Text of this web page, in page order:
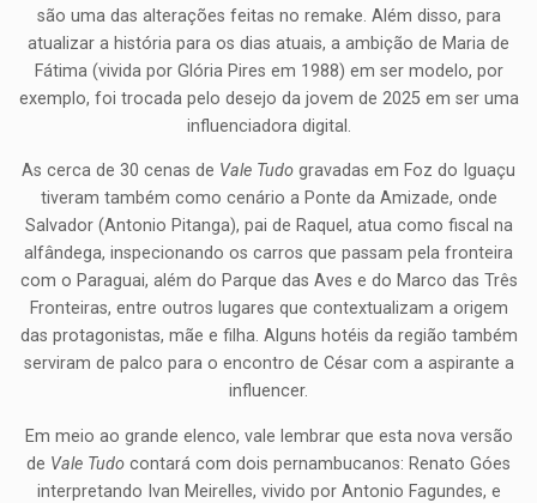
são uma das alterações feitas no remake. Além disso, para
atualizar a história para os dias atuais, a ambição de Maria de
Fátima (vivida por Glória Pires em 1988) em ser modelo, por
exemplo, foi trocada pelo desejo da jovem de 2025 em ser uma
influenciadora digital.
As cerca de 30 cenas de Vale Tudo gravadas em Foz do Iguaçu
tiveram também como cenário a Ponte da Amizade, onde
Salvador (Antonio Pitanga), pai de Raquel, atua como fiscal na
alfândega, inspecionando os carros que passam pela fronteira
com o Paraguai, além do Parque das Aves e do Marco das Três
Fronteiras, entre outros lugares que contextualizam a origem
das protagonistas, mãe e filha. Alguns hotéis da região também
serviram de palco para o encontro de César com a aspirante a
influencer.
Em meio ao grande elenco, vale lembrar que esta nova versão
de Vale Tudo contará com dois pernambucanos: Renato Góes
interpretando Ivan Meirelles, vivido por Antonio Fagundes, e